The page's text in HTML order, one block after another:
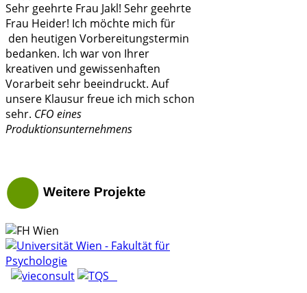
Sehr geehrte Frau Jakl! Sehr geehrte
Frau Heider! Ich möchte mich für
den heutigen Vorbereitungstermin
bedanken. Ich war von Ihrer
kreativen und gewissenhaften
Vorarbeit sehr beeindruckt. Auf
unsere Klausur freue ich mich schon
sehr. CFO eines
Produktionsunternehmens
Weitere Projekte